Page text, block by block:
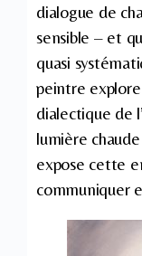
dialogue de
sensible – et
quasi
peintre explore
dialectique de
lumière
expose cette
communiquer